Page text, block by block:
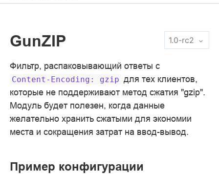
1.0-rc2
GunZIP
Фильтр, распаковывающий ответы с
Content-Encoding: gzip для тех клиентов,
которые не поддерживают метод сжатия "gzip".
Модуль будет полезен, когда данные
желательно хранить сжатыми для экономии
места и сокращения затрат на ввод-вывод.
Пример конфигурации